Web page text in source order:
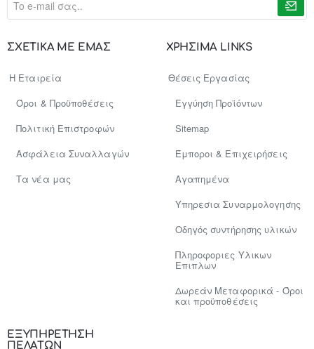
ΣΧΕΤΙΚΑ ΜΕ ΕΜΑΣ
Η Εταιρεία
Όροι & Προϋποθέσεις
Πολιτική Επιστροφών
Ασφάλεια Συναλλαγών
Tα νέα μας
ΧΡΗΣΙΜΑ LINKS
Θέσεις Εργασίας
Εγγύηση Προϊόντων
Sitemap
Έμποροι & Επιχειρήσεις
Αγαπημένα
Υπηρεσια Συναρμολογησης
Οδηγός συντήρησης υλικών
Πληροφοριες Υλικων
Επιπλων
Δωρεάν Μεταφορικά - Όροι
και προϋποθέσεις
ΕΞΥΠΗΡΕΤΗΣΗ
ΠΕΛΑΤΩΝ
σας..